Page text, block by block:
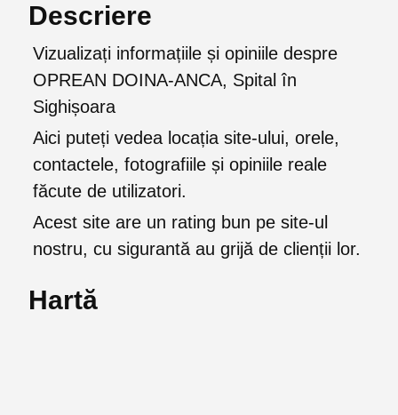
Descriere
Vizualizați informațiile și opiniile despre
OPREAN DOINA-ANCA, Spital în
Sighișoara
Aici puteți vedea locația site-ului, orele,
contactele, fotografiile și opiniile reale
făcute de utilizatori.
Acest site are un rating bun pe site-ul
nostru, cu sigurantă au grijă de clienții lor.
Hartă